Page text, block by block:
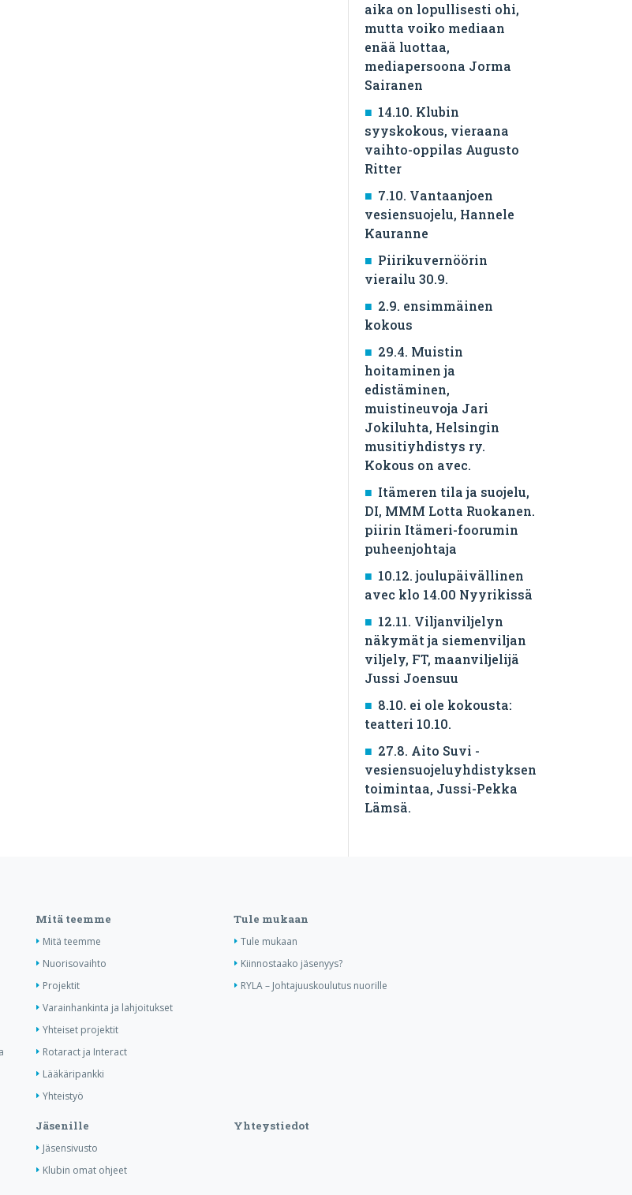
aika on lopullisesti ohi,
mutta voiko mediaan
enää luottaa,
mediapersoona Jorma
Sairanen
14.10. Klubin
syyskokous, vieraana
vaihto-oppilas Augusto
Ritter
7.10. Vantaanjoen
vesiensuojelu, Hannele
Kauranne
Piirikuvernöörin
vierailu 30.9.
2.9. ensimmäinen
kokous
29.4. Muistin
hoitaminen ja
edistäminen,
muistineuvoja Jari
Jokiluhta, Helsingin
musitiyhdistys ry.
Kokous on avec.
Itämeren tila ja suojelu,
DI, MMM Lotta Ruokanen.
piirin Itämeri-foorumin
puheenjohtaja
10.12. joulupäivällinen
avec klo 14.00 Nyyrikissä
12.11. Viljanviljelyn
näkymät ja siemenviljan
viljely, FT, maanviljelijä
Jussi Joensuu
8.10. ei ole kokousta:
teatteri 10.10.
27.8. Aito Suvi -
vesiensuojeluyhdistyksen
toimintaa, Jussi-Pekka
Lämsä.
Mitä teemme
Mitä teemme
Nuorisovaihto
Projektit
Varainhankinta ja lahjoitukset
Yhteiset projektit
Rotaract ja Interact
Lääkäripankki
Yhteistyö
Tule mukaan
Tule mukaan
Kiinnostaako jäsenyys?
RYLA – Johtajuuskoulutus nuorille
Jäsenille
Jäsensivusto
Klubin omat ohjeet
Yhteystiedot